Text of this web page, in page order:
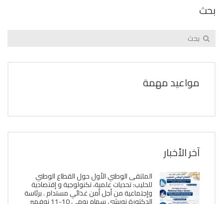
بحث
مواعيد مهمة
آخر الأخبار
الملتقى الوطني الأول حول القطاع الوطني
للحليب: تحديات علمية، تكنولوجية و إقتصادية
وإجتماعية من أجل أمن غذائي مستدام . برئاسة
الدكتورة نويشي سهام يومي 10-11 نوفمبر